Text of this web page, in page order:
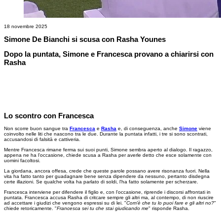
18 novembre 2025
Simone De Bianchi si scusa con Rasha Younes
Dopo la puntata, Simone e Francesca provano a chiarirsi con
Rasha
Lo scontro con Francesca
Non scorre buon sangue tra Francesca e Rasha e, di conseguenza, anche Simone viene
coinvolto nelle liti che nascono tra le due. Durante la puntata infatti, i tre si sono scontrati,
accusandosi di falsità e cattiveria.
Mentre Francesca rimane ferma sui suoi punti, Simone sembra aperto al dialogo. Il ragazzo,
appena ne ha l'occasione, chiede scusa a Rasha per averle detto che esce solamente con
uomini facoltosi.
La giordana, ancora offesa, crede che queste parole possano avere risonanza fuori. Nella
vita ha fatto tanto per guadagnare bene senza dipendere da nessuno, pertanto disdegna
certe illazioni. Se qualche volta ha parlato di soldi, l'ha fatto solamente per scherzare.
Francesca interviene per difendere il figlio e, con l'occasione, riprende i discorsi affrontati in
puntata. Francesca accusa Rasha di critcare sempre gli altri ma, al contempo, di non riuscire
ad accettare i giudizi che vengono espressi su di lei. "Com'è che tu lo puoi fare e gli altri no?"
chiede retoricamente. "Francesca sei tu che stai giudicando me" risponde Rasha.